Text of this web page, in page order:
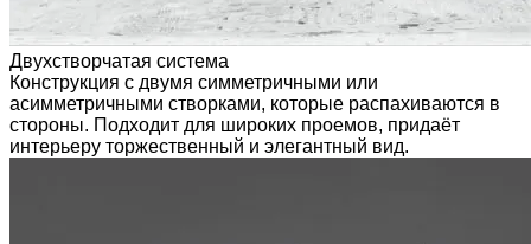
Двухстворчатая система
Конструкция с двумя симметричными или
асимметричными створками, которые распахиваются в
стороны. Подходит для широких проемов, придаёт
интерьеру торжественный и элегантный вид.